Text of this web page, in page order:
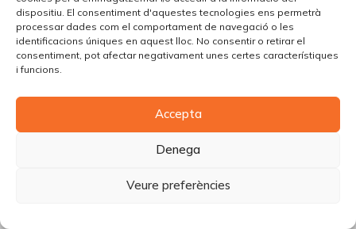
dispositiu. El consentiment d'aquestes tecnologies ens permetrà
processar dades com el comportament de navegació o les
identificacions úniques en aquest lloc. No consentir o retirar el
consentiment, pot afectar negativament unes certes característiques
i funcions.
Accepta
Denega
Veure preferències